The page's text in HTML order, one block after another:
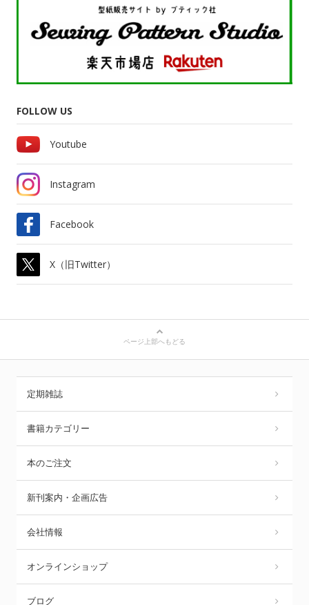
FOLLOW US
Youtube
Instagram
Facebook
X（旧Twitter）
ページ上部へもどる
定期雑誌
書籍カテゴリー
本のご注文
新刊案内・企画広告
会社情報
オンラインショップ
ブログ